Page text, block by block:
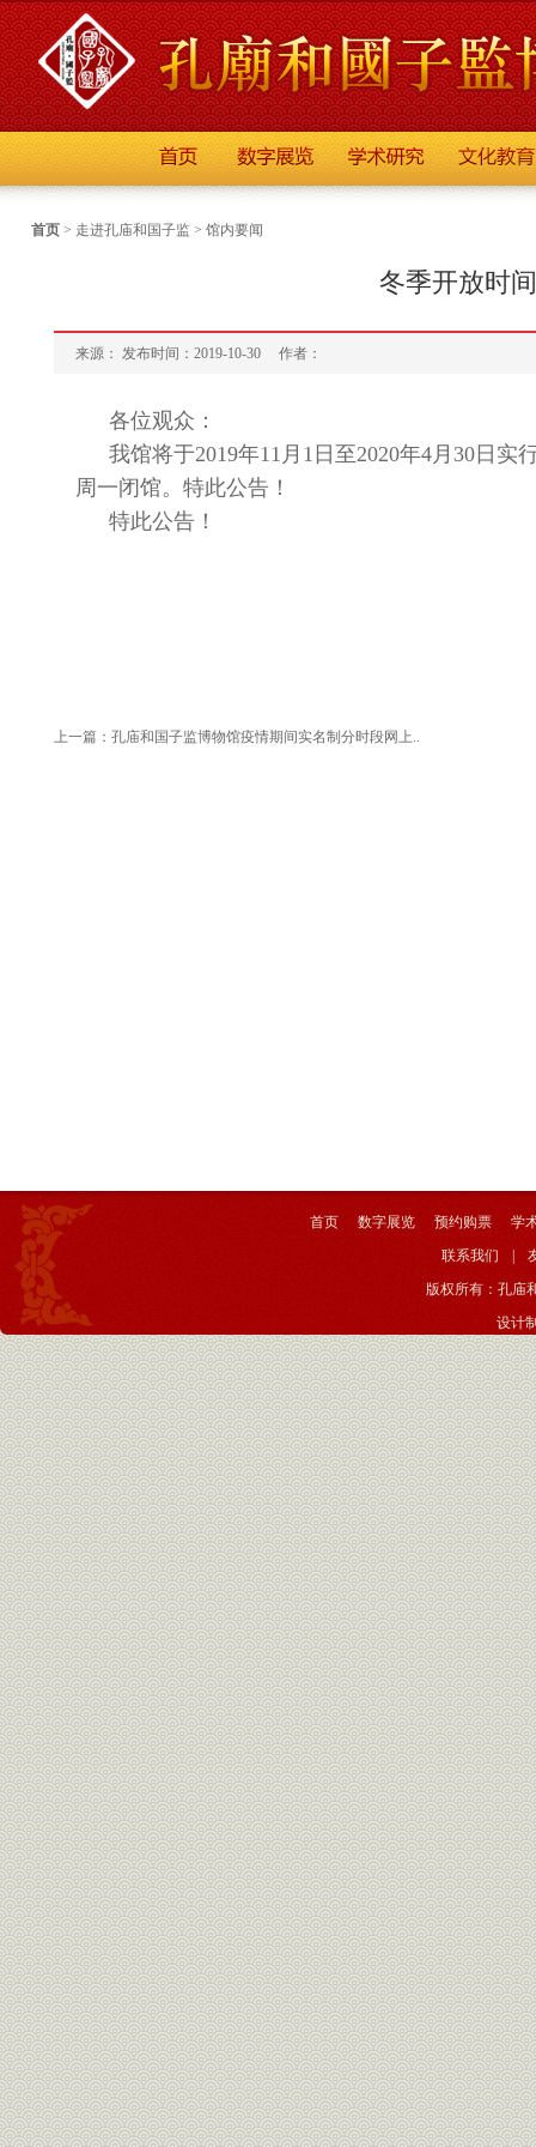
首页 > 走进孔庙和国子监 > 馆内要闻
冬季开放时
来源： 发布时间：2019-10-30 作者：
各位观众：
我馆将于2019年11月1日至2020年4月30日实
周一闭馆。特此公告！
特此公告！
上一篇： 孔庙和国子监博物馆疫情期间实名制分时段网上..
首页 数字展览 预约购票
学
联系我们
版权所有：孔庙
设计